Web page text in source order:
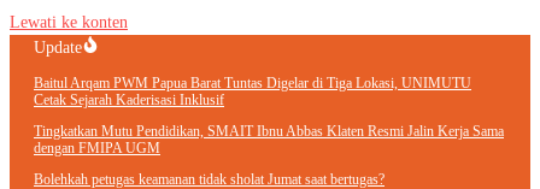
Lewati ke konten
Update
Baitul Arqam PWM Papua Barat Tuntas Digelar di Tiga Lokasi, UNIMUTU
Cetak Sejarah Kaderisasi Inklusif
Tingkatkan Mutu Pendidikan, SMAIT Ibnu Abbas Klaten Resmi Jalin Kerja Sama
dengan FMIPA UGM
Bolehkah petugas keamanan tidak sholat Jumat saat bertugas?